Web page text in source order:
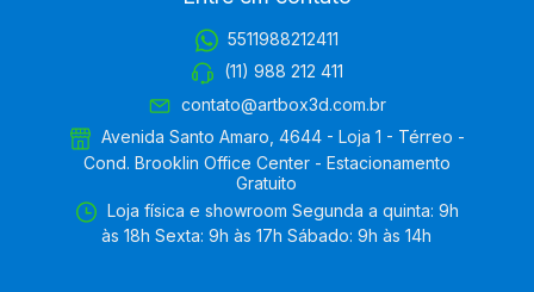
5511988212411
(11) 988 212 411
contato@artbox3d.com.br
Avenida Santo Amaro, 4644 - Loja 1 - Térreo -
Cond. Brooklin Office Center - Estacionamento
Gratuito
Loja física e showroom Segunda a quinta: 9h
às 18h Sexta: 9h às 17h Sábado: 9h às 14h